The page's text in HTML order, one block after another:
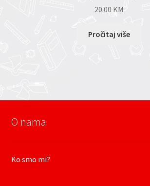
20.00 KM
Pročitaj više
O nama
Ko smo mi?